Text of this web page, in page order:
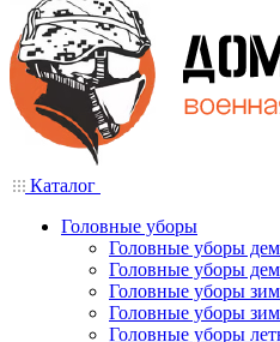
Каталог
Головные уборы
Головные уборы
Головные уборы
Головные уборы
Головные уборы
Головные уборы